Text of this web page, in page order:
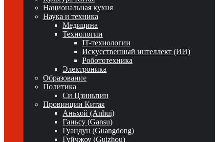
Национальная кухня
Наука и техника
Медицина
Технологии
IT-технологии
Искусственный интеллект (ИИ)
Робототехника
Электроника
Образование
Политика
Си Цзиньпин
Провинции Китая
Аньхой (Anhui)
Ганьсу (Gansu)
Гуандун (Guangdong)
Гуйчжоу (Guizhou)